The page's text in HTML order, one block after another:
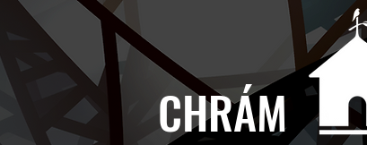
CHRÁM